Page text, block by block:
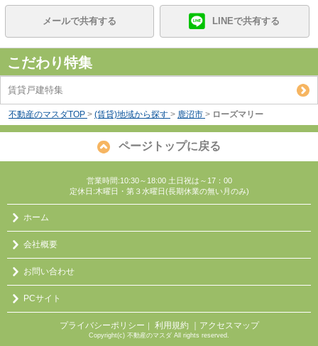
メールで共有する LINEで共有する
こだわり特集
賃貸戸建特集
不動産のマスダTOP > (賃貸)地域から探す > 鹿沼市 > ローズマリー
ページトップに戻る
営業時間:10:30～18:00 土日祝は～17：00
定休日:木曜日・第３水曜日(長期休業の無い月のみ)
ホーム
会社概要
お問い合わせ
PCサイト
プライバシーポリシー 利用規約 ｜アクセスマップ
Copyright(c) 不動産のマスダ All rights reserved.